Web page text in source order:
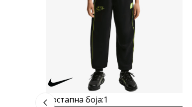
Достапна боја:1